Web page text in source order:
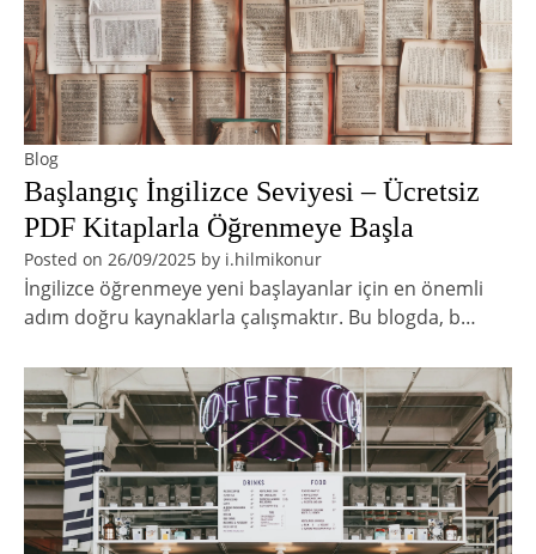
Blog
Başlangıç İngilizce Seviyesi – Ücretsiz
PDF Kitaplarla Öğrenmeye Başla
Posted on 26/09/2025 by i.hilmikonur
İngilizce öğrenmeye yeni başlayanlar için en önemli
adım doğru kaynaklarla çalışmaktır. Bu blogda, b…